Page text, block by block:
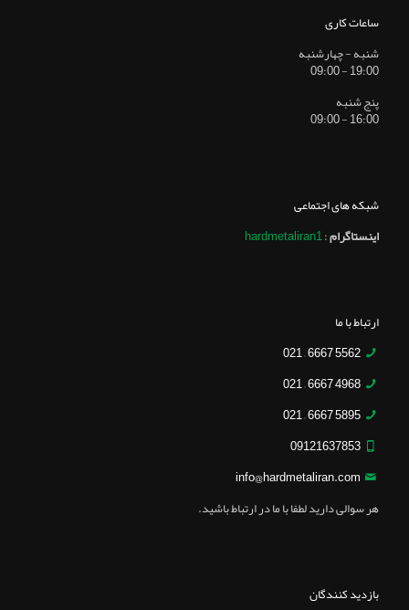
ساعات کاری
شنبه - چهارشنبه
19:00 - 09:00
پنج شنبه
16:00 - 09:00
شبکه های اجتماعی
اینستاگرام:
hardmetaliran1
ارتباط با ما
5562 6667 – 021
4968 6667 – 021
5895 6667 – 021
09121637853
info@hardmetaliran.com
هر سوالی دارید لطفا با ما در ارتباط باشید.
بازدید کنندگان